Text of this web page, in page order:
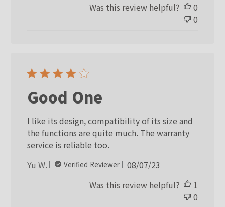
Was this review helpful?
0
0
Good One
I like its design, compatibility of its size and
the functions are quite much. The warranty
service is reliable too.
Yu W.
Verified Reviewer
Published
08/07/23
Was this review helpful?
1
0